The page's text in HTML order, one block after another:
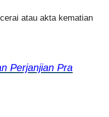
atau akta kematian
Perjanjian Pra